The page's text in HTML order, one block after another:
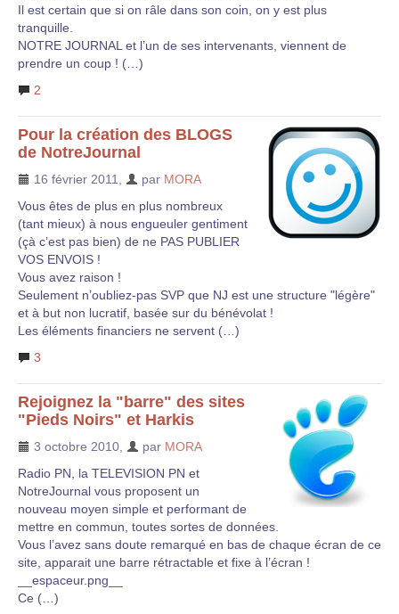
Il est certain que si on râle dans son coin, on y est plus
tranquille.
NOTRE JOURNAL et l’un de ses intervenants, viennent de
prendre un coup ! (…)
2
Pour la création des BLOGS
de NotreJournal
16 février 2011 par MORA
Vous êtes de plus en plus nombreux
(tant mieux) à nous engueuler gentiment
(çà c’est pas bien) de ne PAS PUBLIER
VOS ENVOIS !
Vous avez raison !
Seulement n’oubliez-pas SVP que NJ est une structure "légère"
et à but non lucratif, basée sur du bénévolat !
Les éléments financiers ne servent (…)
3
Rejoignez la "barre" des sites
"Pieds Noirs" et Harkis
3 octobre 2010 par MORA
Radio PN, la TELEVISION PN et
NotreJournal vous proposent un
nouveau moyen simple et performant de
mettre en commun, toutes sortes de données.
Vous l’avez sans doute remarqué en bas de chaque écran de ce
site, apparait une barre rétractable et fixe à l’écran !
__espaceur.png__
Ce (…)